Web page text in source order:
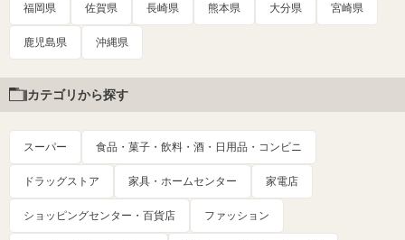
福岡県 佐賀県 長崎県 熊本県 大分県 宮崎県
鹿児島県 沖縄県
カテゴリから探す
スーパー 食品・菓子・飲料・酒・日用品・コンビニ
ドラッグストア 家具・ホームセンター 家電店
ショッピングセンター・百貨店 ファッション